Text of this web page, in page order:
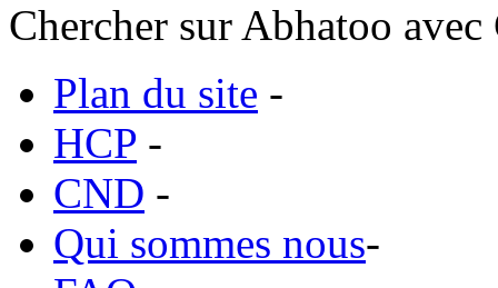
Chercher sur Abhatoo
Plan du site -
HCP -
CND -
Qui sommes nous-